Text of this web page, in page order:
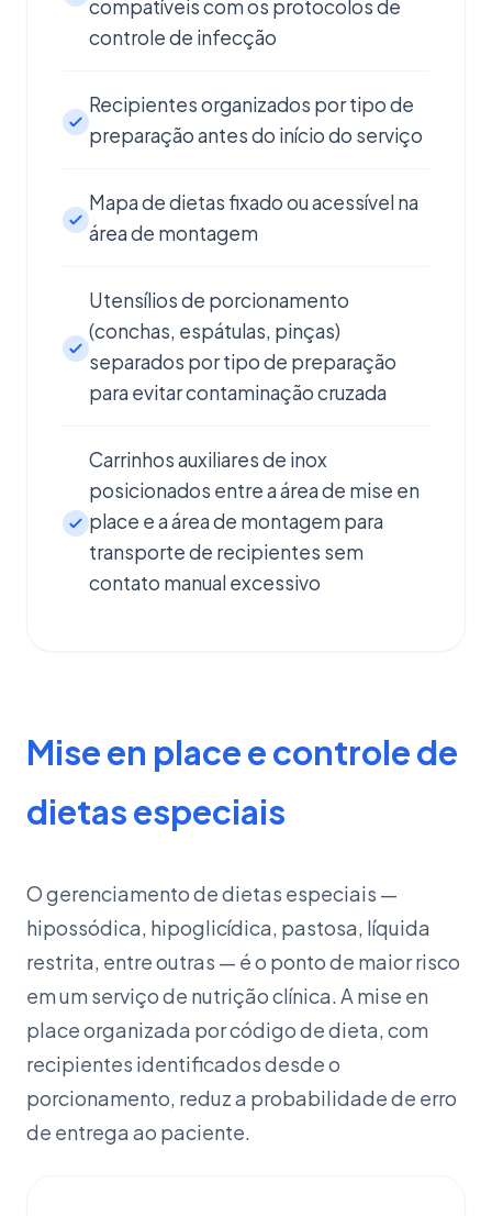
compatíveis com os protocolos de
controle de infecção
Recipientes organizados por tipo de
preparação antes do início do serviço
Mapa de dietas fixado ou acessível na
área de montagem
Utensílios de porcionamento
(conchas, espátulas, pinças)
separados por tipo de preparação
para evitar contaminação cruzada
Carrinhos auxiliares de inox
posicionados entre a área de mise en
place e a área de montagem para
transporte de recipientes sem
contato manual excessivo
Mise en place e controle de
dietas especiais
O gerenciamento de dietas especiais —
hipossódica, hipoglicídica, pastosa, líquida
restrita, entre outras — é o ponto de maior risco
em um serviço de nutrição clínica. A mise en
place organizada por código de dieta, com
recipientes identificados desde o
porcionamento, reduz a probabilidade de erro
de entrega ao paciente.